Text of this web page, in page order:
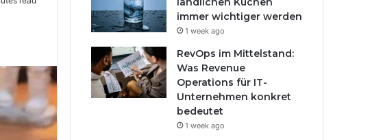
immer wichtiger werden
1 week ago
RevOps im Mittelstand:
Was Revenue
Operations für IT-
Unternehmen konkret
bedeutet
1 week ago